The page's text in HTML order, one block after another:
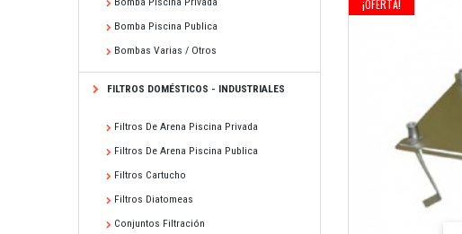
Bomba Piscina Publica
Bombas Varias / Otros
FILTROS DOMÉSTICOS - INDUSTRIALES
Filtros De Arena Piscina Privada
Filtros De Arena Piscina Publica
Filtros Cartucho
Filtros Diatomeas
Conjuntos Filtración
¡OFERTA!